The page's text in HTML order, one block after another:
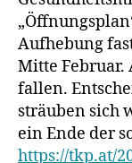
Aufhebung
Mitte Februar.
fallen.
sträuben sich
ein Ende der
https://tkp.at/